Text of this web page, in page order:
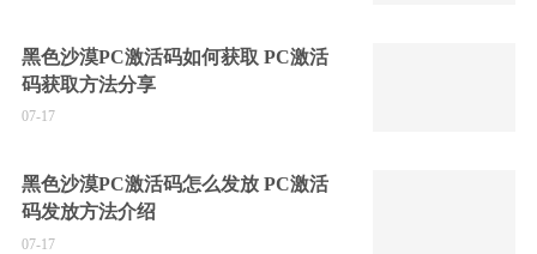
黑色沙漠PC激活码如何获取 PC激活
码获取方法分享
07-17
黑色沙漠PC激活码怎么发放 PC激活
码发放方法介绍
07-17